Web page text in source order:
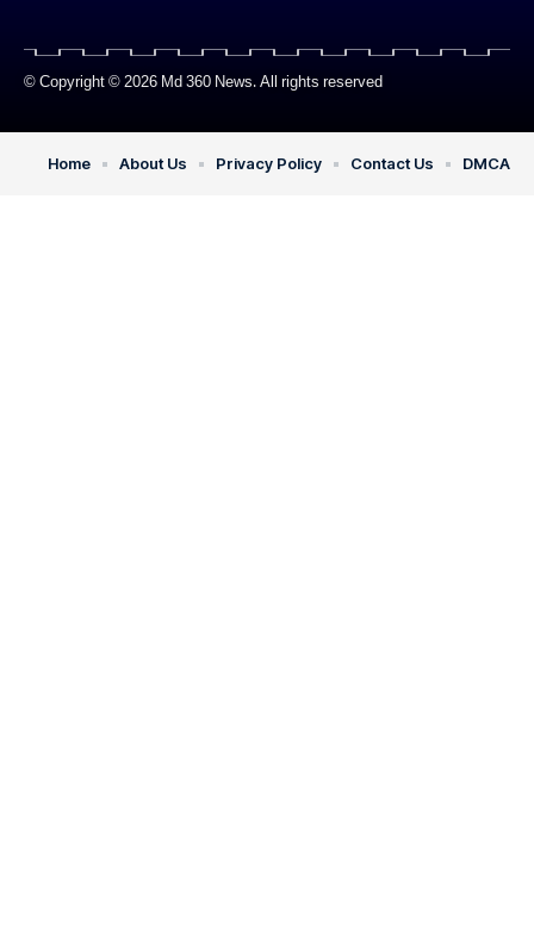
© Copyright © 2026 Md 360 News. All rights reserved
Home About Us Privacy Policy Contact Us DMCA